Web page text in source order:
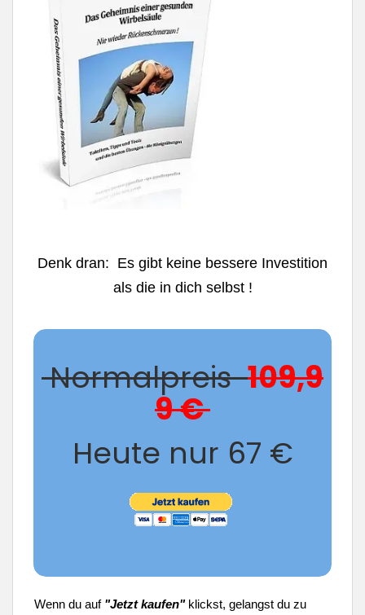
Denk dran: Es gibt keine bessere Investition
als die in dich selbst !
Normalpreis109,9
9 €
Heute nur 67 €
Wenn du auf "Jetzt kaufen"klickst, gelangst du zu